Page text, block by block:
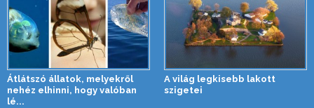
Átlátszó állatok, melyekről
nehéz elhinni, hogy valóban
lé...
A világ legkisebb lakott
szigetei